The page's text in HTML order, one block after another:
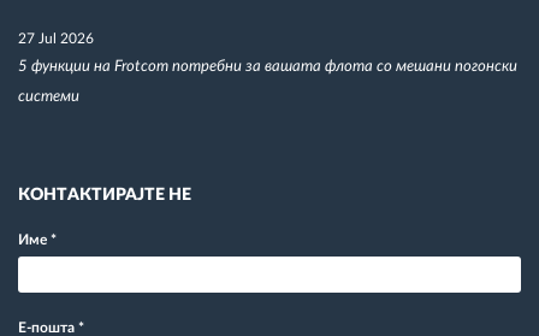
27 Jul 2026
5 функции на Frotcom потребни за вашата флота со мешани погонски
системи
КОНТАКТИРАЈТЕ НЕ
Име *
Е-пошта *